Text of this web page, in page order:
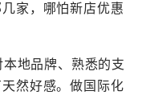
家，哪怕新店优惠
地品牌、熟悉的支
然好感。做国际化